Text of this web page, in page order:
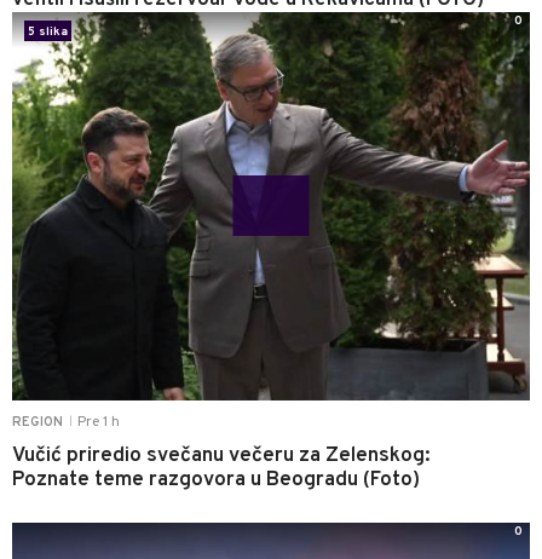
REGION Pre 1 h
Vučić priredio svečanu večeru za Zelenskog:
Poznate teme razgovora u Beogradu (Foto)
5 slika
0
0